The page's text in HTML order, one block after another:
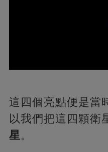
這四個亮點便是當
以我們把這四顆衛
星。